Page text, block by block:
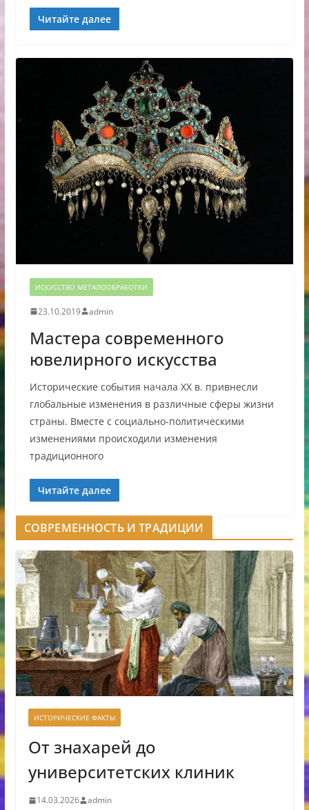
Читайте далее
ИСКУССТВО МЕТАЛООБРАБОТКИ
23.10.2019 admin
Мастера современного
ювелирного искусства
Исторические события начала XX в. привнесли
глобальные изменения в различные сферы жизни
страны. Вместе с социально-политическими
изменениями происходили изменения
традиционного
Читайте далее
СОВРЕМЕННОСТЬ И ТРАДИЦИИ
ИСТОРИЧЕСКИЕ ФАКТЫ
От знахарей до
университетских клиник
14.03.2026 admin